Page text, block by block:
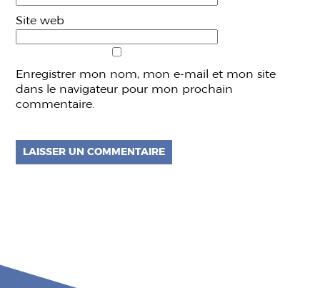
Site web
Enregistrer mon nom, mon e-mail et mon site
dans le navigateur pour mon prochain
commentaire.